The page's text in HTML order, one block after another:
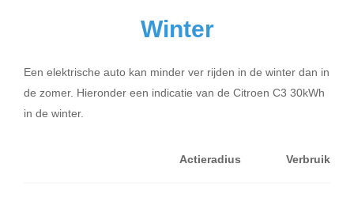
Winter
Een elektrische auto kan minder ver rijden in de winter dan in
de zomer. Hieronder een indicatie van de Citroen C3 30kWh
in de winter.
Actieradius Verbruik